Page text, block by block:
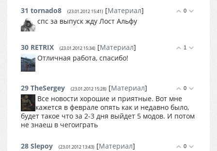
0
31 tornado8 (23.01.2012 15:41) [Материал]
спс за выпуск жду Лост Альфу
1
30 RETRIX (23.01.2012 15:34) [Материал]
Отличная работа, спасибо!
0
29 TheSergey (23.01.2012 15:28) [Материал]
Все новости хорошие и приятные. Вот мне
кажется в феврале опять как и недавно было,
будет такое что за 2-3 дня выйдет 5 модов. И потом
не знаеш в чегоиграть
0
28 Slepoy (23.01.2012 13:43) [Материал]